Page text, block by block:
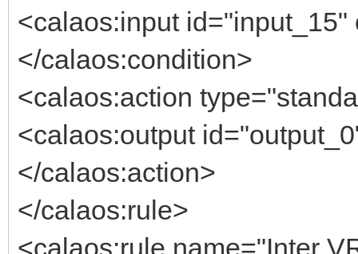
<calaos:input
</calaos:condition>
<calaos:action
<calaos:output
</calaos:action>
</calaos:rule>
<calaos:rule name="Inter